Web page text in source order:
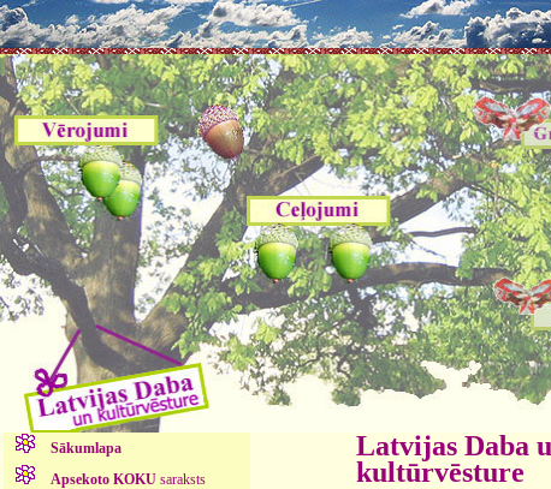
Sākumlapa
Apsekoto KOKUsaraksts
Latvijas Daba
kultūrvēsture